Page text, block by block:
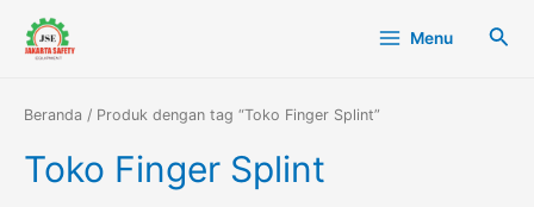
konten
Menu Cari
Beranda / Produk dengan tag “Toko Finger Splint”
Toko Finger Splint